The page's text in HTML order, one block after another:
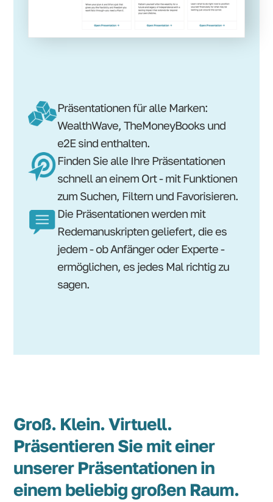
Präsentationen für alle Marken:
WealthWave, TheMoneyBooks und
e2E sind enthalten.
Finden Sie alle Ihre Präsentationen
schnell an einem Ort - mit Funktionen
zum Suchen, Filtern und Favorisieren.
Die Präsentationen werden mit
Redemanuskripten geliefert, die es
jedem - ob Anfänger oder Experte -
ermöglichen, es jedes Mal richtig zu
sagen.
Groß. Klein. Virtuell.
Präsentieren Sie mit einer
unserer Präsentationen in
einem beliebig großen Raum.